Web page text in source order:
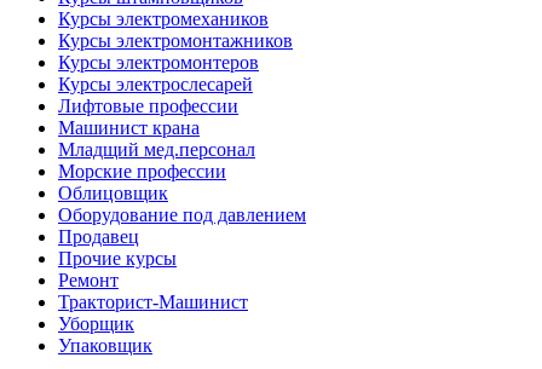
Курсы электромехаников
Курсы электромонтажников
Курсы электромонтеров
Курсы электрослесарей
Лифтовые профессии
Машинист крана
Младщий мед.персонал
Морские профессии
Облицовщик
Оборудование под давлением
Продавец
Прочие курсы
Ремонт
Тракторист-Машинист
Уборщик
Упаковщик